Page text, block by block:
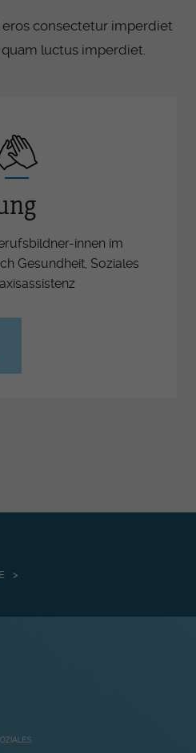
consectetur imperdiet
luctus imperdiet.
innen im
Gesundheit, Soziales